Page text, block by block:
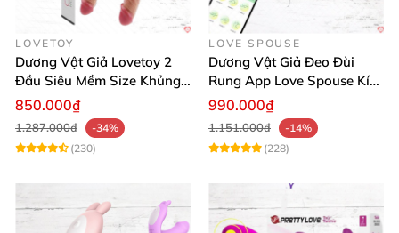
LOVETOY
Dương Vật Giả Lovetoy 2
Đầu Siêu Mềm Size Khủng
Thăng Hoa
850.000₫
1.287.000₫
-34%
(230)
LOVE SPOUSE
Dương Vật Giả Đeo Đùi
Rung App Love Spouse Kích
Thích Cho Les
990.000₫
1.151.000₫
-14%
(228)